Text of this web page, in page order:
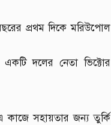
প্রথম দিকে মরিউপোল
দলের নেতা ভিক্টোর
কাজে সহায়তার জন্য তুর্কি